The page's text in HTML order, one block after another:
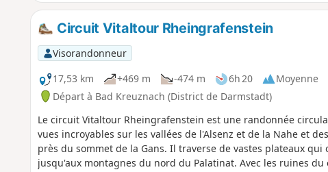
Circuit Vitaltour Rheingrafenstein
Visorandonneur
17,53 km
+469 m -474 m 6h 20
Moyenne
Départ à Bad Kreuznach (District de Darmstadt)
Le circuit Vitaltour Rheingrafenstein est une randonnée
vues incroyables sur les vallées de l'Alsenz et de la Nahe et
près du sommet de la Gans. Il traverse de vastes plateaux
jusqu'aux montagnes du nord du Palatinat. Avec les ruines